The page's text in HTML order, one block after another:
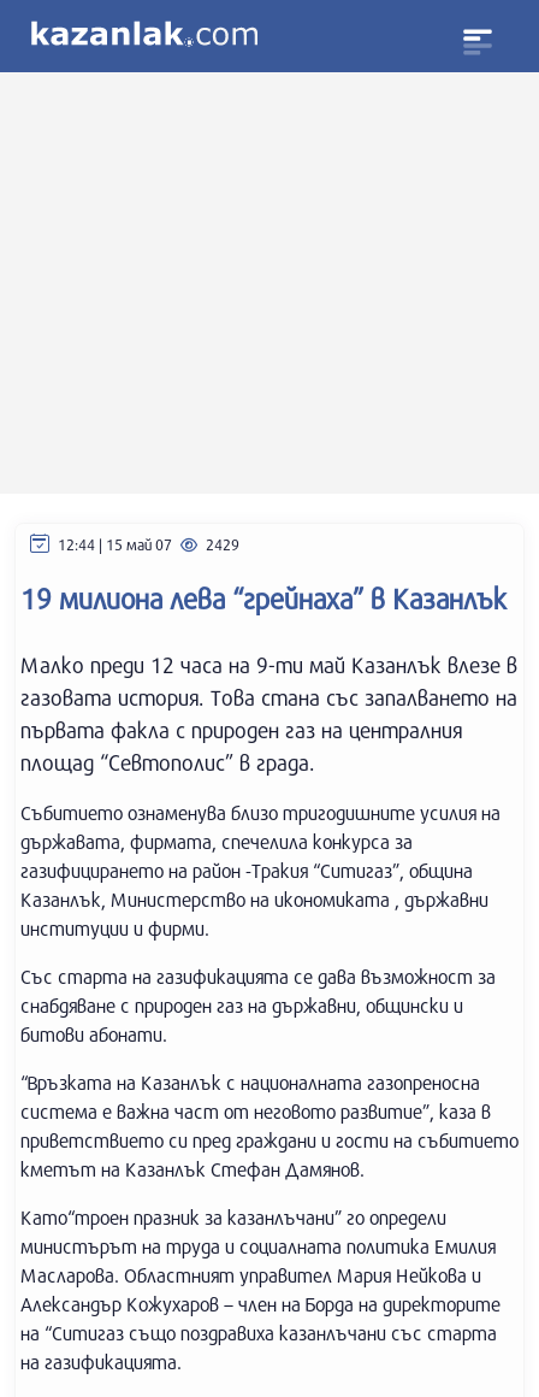
12:44 | 15 май 07 2429
19 милиона лева “грейнаха” в Казанлък
Малко преди 12 часа на 9-ти май Казанлък влезе в
газовата история. Това стана със запалването на
първата факла с природен газ на централния
площад “Севтополис” в града.
Събитието ознаменува близо тригодишните усилия на
държавата, фирмата, спечелила конкурса за
газифицирането на район -Тракия “Ситигаз”, община
Казанлък, Министерство на икономиката , държавни
институции и фирми.
Със старта на газификацията се дава възможност за
снабдяване с природен газ на държавни, общински и
битови абонати.
“Връзката на Казанлък с националната газопреносна
система е важна част от неговото развитие”, каза в
приветствието си пред граждани и гости на събитието
кметът на Казанлък Стефан Дамянов.
Като“троен празник за казанлъчани” го определи
министърът на труда и социалната политика Емилия
Масларова. Областният управител Мария Нейкова и
Александър Кожухаров – член на Борда на директорите
на “Ситигаз също поздравиха казанлъчани със старта
на газификацията.